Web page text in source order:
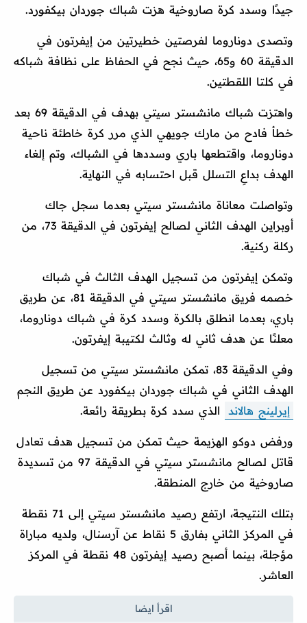
جيدًا وسدد كرة صاروخية هزت شباك جوردان بيكفورد.
وتصدى دوناروما لفرصتين خطيرتين من إيفرتون في
الدقيقة 60 و65، حيث نجح في الحفاظ على نظافة شباكه
في كلتا اللقطتين.
واهتزت شباك مانشستر سيتي بهدف في الدقيقة 69 بعد
خطأ فادح من مارك جويهي الذي مرر كرة خاطئة ناحية
دوناروما، واقتطعها باري وسددها في الشباك، وتم إلغاء
الهدف بداعِ التسلل قبل احتسابه في النهاية.
وتواصلت معاناة مانشستر سيتي بعدما سجل جاك
أوبراين الهدف الثاني لصالح إيفرتون في الدقيقة 73، من
ركلة ركنية.
وتمكن إيفرتون من تسجيل الهدف الثالث في شباك
خصمه فريق مانشستر سيتي في الدقيقة 81، عن طريق
باري، بعدما انطلق بالكرة وسدد كرة في شباك دوناروما،
معلنًا عن هدف ثاني له وثالث لكتيبة إيفرتون.
وفي الدقيقة 83، تمكن مانشستر سيتي من تسجيل
الهدف الثاني في شباك جوردان بيكفورد عن طريق النجم
إيرلينج هالاند
الذي سدد كرة بطريقة رائعة.
ورفض دوكو الهزيمة حيث تمكن من تسجيل هدف تعادل
قاتل لصالح مانشستر سيتي في الدقيقة 97 من تسديدة
صاروخية من خارج المنطقة.
بتلك النتيجة، ارتفع رصيد مانشستر سيتي إلى 71 نقطة
في المركز الثاني بفارق 5 نقاط عن آرسنال، ولديه مباراة
مؤجلة، بينما أصبح رصيد إيفرتون 48 نقطة في المركز
العاشر.